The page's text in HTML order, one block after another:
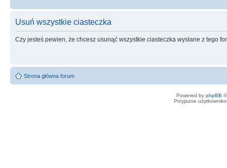
Usuń wszystkie ciasteczka
Czy jesteś pewien, że chcesz usunąć wszystkie ciasteczka wysłane z tego
Strona główna forum
Powered by phpBB
Przyjazne